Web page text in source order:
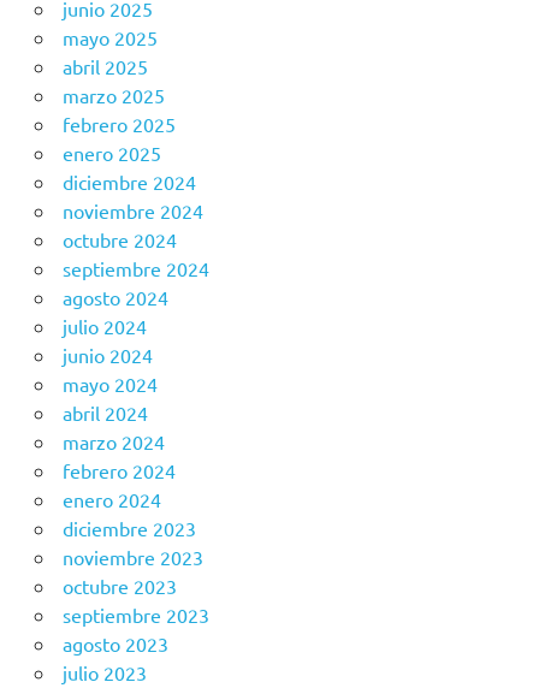
junio 2025
mayo 2025
abril 2025
marzo 2025
febrero 2025
enero 2025
diciembre 2024
noviembre 2024
octubre 2024
septiembre 2024
agosto 2024
julio 2024
junio 2024
mayo 2024
abril 2024
marzo 2024
febrero 2024
enero 2024
diciembre 2023
noviembre 2023
octubre 2023
septiembre 2023
agosto 2023
julio 2023